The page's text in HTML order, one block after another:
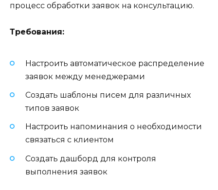
процесс обработки заявок на консультацию.
Требования:
Настроить автоматическое распределение
заявок между менеджерами
Создать шаблоны писем для различных
типов заявок
Настроить напоминания о необходимости
связаться с клиентом
Создать дашборд для контроля
выполнения заявок